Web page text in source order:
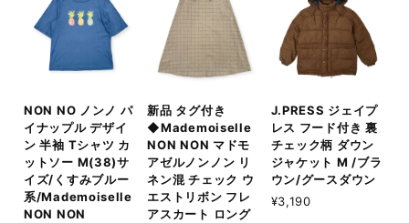
NON NO ノンノ パ
イナップル デザイ
ン 半袖 Tシャツ カ
ットソー M(38)サ
イズ/くすみブルー
系/Mademoiselle
NON NON
新品 タグ付き
◆Mademoiselle
NON NON マドモ
アゼルノンノン リ
ネン混 チェック ウ
エストリボン フレ
アスカート ロング
J.PRESS ジェイプ
レス フード付き 裏
チェック柄 ダウン
ジャケット M /ブラ
ウン/グースダウン
¥3,190